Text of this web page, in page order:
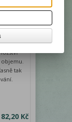
21608
objemu.
tak
82,20 Kč